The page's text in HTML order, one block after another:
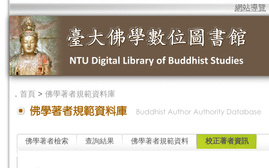
網站導覽
． 首頁 > 佛學著者規範資料庫
佛學著者檢索 查詢結果 佛學著者規範資料 校正著者資訊